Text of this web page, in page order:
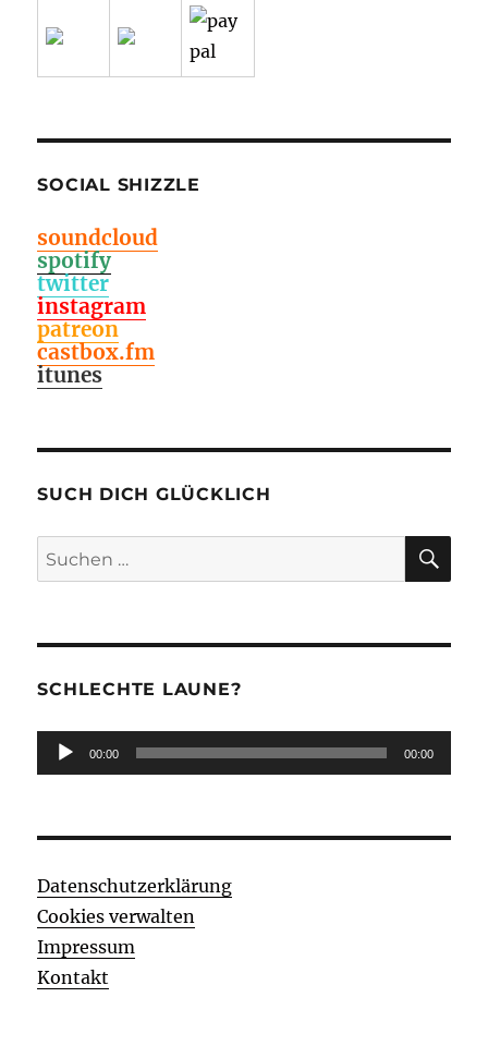
SOCIAL SHIZZLE
soundcloud
spotify
twitter
instagram
patreon
castbox.fm
itunes
SUCH DICH GLÜCKLICH
Suchen
nach:
SCHLECHTE LAUNE?
Audio-
Player
00:00 00:00
Datenschutzerklärung
Cookies verwalten
Impressum
Kontakt